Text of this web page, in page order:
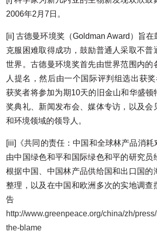
2006年2月7日。
[ii] 古德曼环境奖（Goldman Award）旨
克服困难取得成功，鼓励普通人采取不普
世界。古德曼环境奖首先由世界范围内的
人提名，然后由一个国际评判组选出获
获奖者将参加为期10天的旧金山和华盛顿
奖典礼、新闻发布会、媒体专访，以及会
和环境领域的领导人。
[iii]《共同的责任：中国和全球林产品消耗
由中国绿色和平和国际绿色和平的研究员
根据中国、中国林产品供给国和出口国的
整理，以及在中国和欧洲多次的实地调查
告
http://www.greenpeace.org/china/zh/
the-blame